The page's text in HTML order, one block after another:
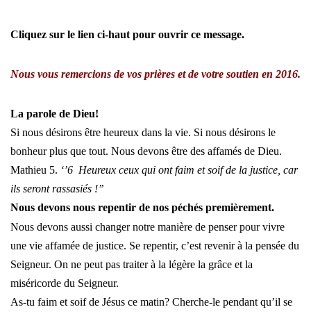
Cliquez sur le lien ci-haut pour ouvrir ce message.
Nous vous remercions de vos prières et de votre soutien en 2016.
La parole de Dieu!
Si nous désirons être heureux dans la vie. Si nous désirons le
bonheur plus que tout. Nous devons être des affamés de Dieu.
Mathieu 5. ‘’6 Heureux ceux qui ont faim et soif de la justice, car
ils seront rassasiés !’’
Nous devons nous repentir de nos péchés premièrement.
Nous devons aussi changer notre manière de penser pour vivre
une vie affamée de justice. Se repentir, c’est revenir à la pensée du
Seigneur. On ne peut pas traiter à la légère la grâce et la
miséricorde du Seigneur.
As-tu faim et soif de Jésus ce matin? Cherche-le pendant qu’il se